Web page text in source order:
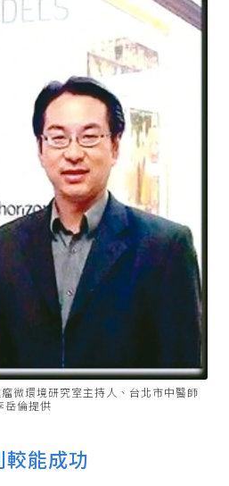
微環境研究室主持人、台北市中醫師
岳倫提供
能成功